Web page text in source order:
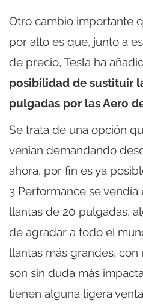
Otro cambio importante
por alto es que, junto a
de precio, Tesla ha
posibilidad de sustituir
pulgadas por las Aero
Se trata de una opción
venían demandando
ahora, por fin es ya
3 Performance se
llantas de 20 pulgadas,
de agradar a todo el
llantas más grandes,
son sin duda más
tienen alguna ligera